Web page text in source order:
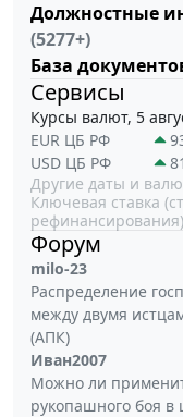
Должностные
(5277+)
База
Сервисы
Курсы валют, 5
EUR ЦБ РФ
USD ЦБ РФ
Другие даты и
Ключевая ставка
Форум
milo-23
Распределение
между двумя
(АПК)
Иван2007
Можно ли
рукопашного боя в